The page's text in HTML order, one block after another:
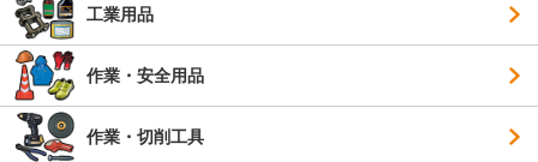
工業用品
作業・安全用品
作業・切削工具